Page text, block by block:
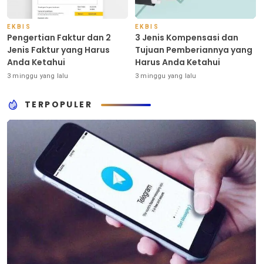
EKBIS
Pengertian Faktur dan 2
Jenis Faktur yang Harus
Anda Ketahui
3 minggu yang lalu
EKBIS
3 Jenis Kompensasi dan
Tujuan Pemberiannya yang
Harus Anda Ketahui
3 minggu yang lalu
TERPOPULER